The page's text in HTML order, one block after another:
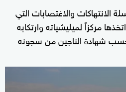
والاغتصابات التي
مركزاً لميليشياته وارتكابه
شهادة الناجين من سجونه